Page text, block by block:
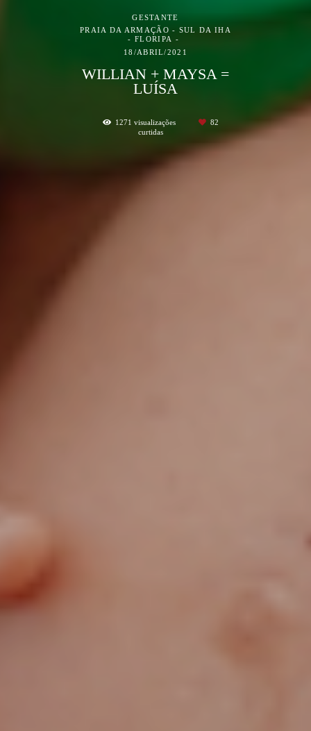
GESTANTE
PRAIA DA ARMAÇÃO - SUL DA IHA
- FLORIPA
18/ABRIL/2021
WILLIAN + MAYSA =
LUÍSA
1271 visualizações
82
curtidas